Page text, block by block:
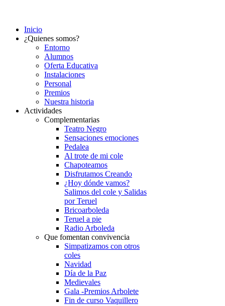
Inicio
¿Quienes somos?
Entorno
Alumnos
Oferta Educativa
Instalaciones
Personal
Premios
Nuestra historia
Actividades
Complementarias
Teatro Negro
Sensaciones emociones
Pedalea
Al trote de mi cole
Chapoteamos
Disfrutamos Creando
¿Hoy dónde vamos?
Salimos del cole y Salidas
por Teruel
Bricoarboleda
Teruel a pie
Radio Arboleda
Que fomentan convivencia
Simpatizamos con otros
coles
Navidad
Día de la Paz
Medievales
Gala -Premios Arbolete
Fin de curso Vaquillero